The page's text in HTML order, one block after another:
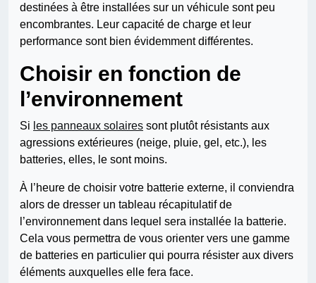
destinées à être installées sur un véhicule sont peu
encombrantes. Leur capacité de charge et leur
performance sont bien évidemment différentes.
Choisir en fonction de
l’environnement
Si les panneaux solaires sont plutôt résistants aux
agressions extérieures (neige, pluie, gel, etc.), les
batteries, elles, le sont moins.
À l’heure de choisir votre batterie externe, il conviendra
alors de dresser un tableau récapitulatif de
l’environnement dans lequel sera installée la batterie.
Cela vous permettra de vous orienter vers une gamme
de batteries en particulier qui pourra résister aux divers
éléments auxquelles elle fera face.